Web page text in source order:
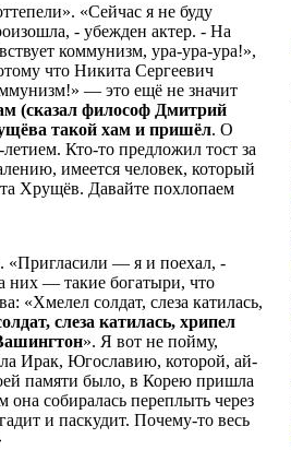
«Сейчас я не буду
- убежден актер. - На
коммунизм, ура-ура-ура!»,
что Никита Сергеевич
— это ещё не значит
(сказал философ Дмитрий
такой хам и пришёл. О
Кто-то предложил тост за
имеется человек, который
Хрущёв. Давайте похлопаем
«Пригласили — я и поехал, -
них — такие богатыри, что
«Хмелел солдат, слеза катилась,
слеза катилась, хрипел
». Я вот не пойму,
Ирак, Югославию, которой, ай-
памяти было, в Корею пришла
собиралась переплыть через
и паскудит. Почему-то весь